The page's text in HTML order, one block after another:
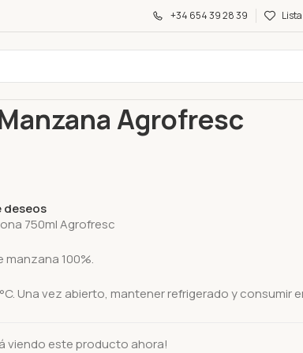
+34 654 39 28 39
Agrofresc
deseos
750ml Agrofresc
100%.
Una vez abierto, mantener refrigerado y consumir
viendo este producto ahora!